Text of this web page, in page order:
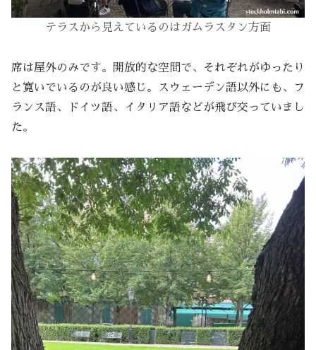
テラスから 見えているのは ガムラスタン方面
席は屋外のみです。開放的な空間で、それぞれがゆったり
と寛いでいるのが良い感じ。スウェーデン語以外にも、フ
ランス語、ドイツ語、イタリア語などが飛び交っていまし
た。